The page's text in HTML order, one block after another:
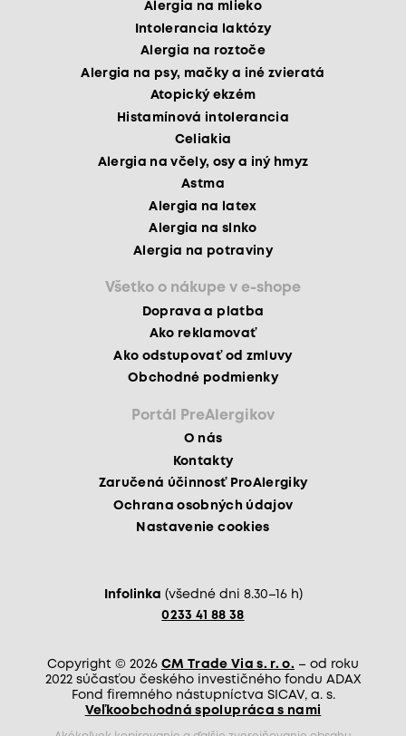
Alergia na mlieko
Intolerancia laktózy
Alergia na roztoče
Alergia na psy, mačky a iné zvieratá
Atopický ekzém
Histamínová intolerancia
Celiakia
Alergia na včely, osy a iný hmyz
Astma
Alergia na latex
Alergia na slnko
Alergia na potraviny
Všetko o nákupe v e-shope
Doprava a platba
Ako reklamovať
Ako odstupovať od zmluvy
Obchodné podmienky
Portál PreAlergikov
O nás
Kontakty
Zaručená účinnosť ProAlergiky
Ochrana osobných údajov
Nastavenie cookies
Infolinka (všedné dni 8.30–16 h)
0233 41 88 38
Copyright © 2026 CM Trade Via s. r. o. – od roku
2022 súčasťou českého investičného fondu ADAX
Fond firemného nástupníctva SICAV, a. s.
Veľkoobchodná spolupráca s nami